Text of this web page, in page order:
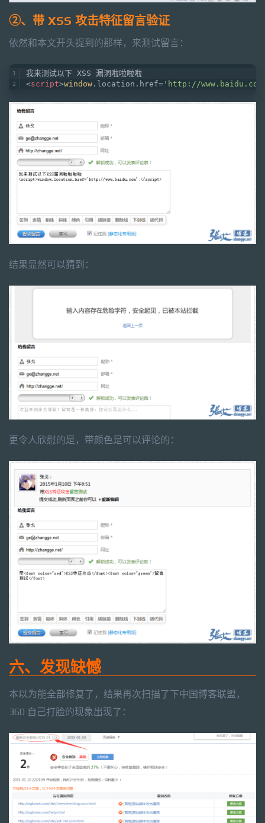
②、带 XSS 攻击特征留言验证
依然和本文开头提到的那样，来测试留言：
我来测试以下 XSS 漏洞啦啦啦啦
<script>window .location.href= 'http://
结果显然可以猜到：
更令人欣慰的是，带颜色是可以评论的：
六、发现缺憾
本以为能全部修复了，结果再次扫描了下中国博客联盟，
360 自己打脸的现象出现了：